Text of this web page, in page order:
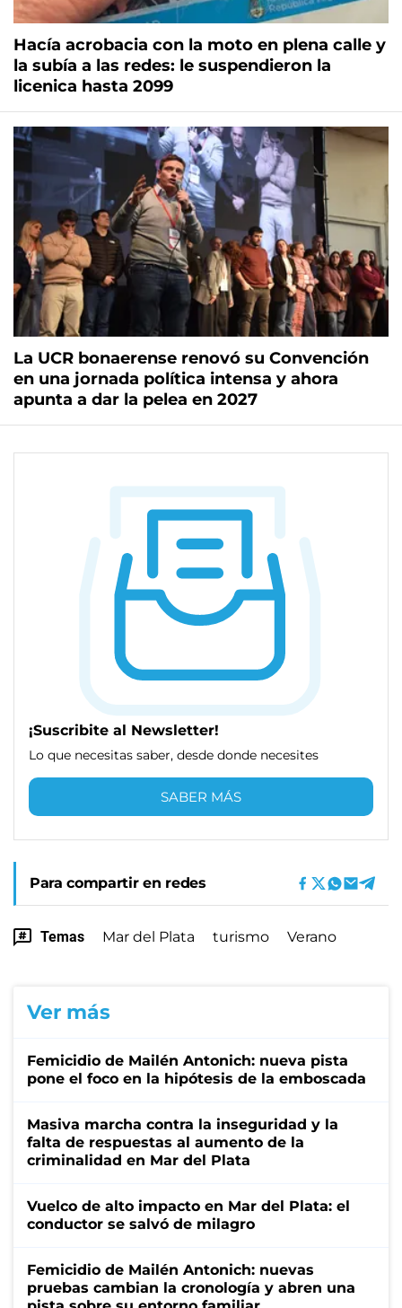
Hacía acrobacia con la moto en plena calle y
la subía a las redes: le suspendieron la
licenica hasta 2099
La UCR bonaerense renovó su Convención
en una jornada política intensa y ahora
apunta a dar la pelea en 2027
¡Suscribite al Newsletter!
Lo que necesitas saber, desde donde necesites
SABER MÁS
Para compartir en redes
Temas Mar del Plata turismo Verano
Ver más
Femicidio de Mailén Antonich: nueva pista
pone el foco en la hipótesis de la emboscada
Masiva marcha contra la inseguridad y la
falta de respuestas al aumento de la
criminalidad en Mar del Plata
Vuelco de alto impacto en Mar del Plata: el
conductor se salvó de milagro
Femicidio de Mailén Antonich: nuevas
pruebas cambian la cronología y abren una